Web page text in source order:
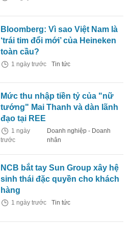
Bloomberg: Vì sao Việt Nam là
‘trái tim đổi mới’ của Heineken
toàn cầu?
1 ngày trước Tin tức
Mức thu nhập tiền tỷ của "nữ
tướng" Mai Thanh và dàn lãnh
đạo tại REE
1 ngày
trước
Doanh nghiệp - Doanh
nhân
NCB bắt tay Sun Group xây hệ
sinh thái đặc quyền cho khách
hàng
1 ngày trước Tin tức